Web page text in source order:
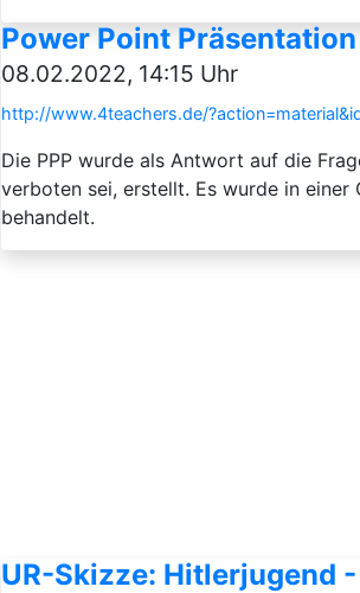
Power Point
08.02.2022, 14:15 Uhr
http://www.4teachers.de/
Die PPP wurde als Antwort auf die
verboten sei, erstellt. Es wurde in einer
behandelt.
UR-Skizze: Hitlerjugend